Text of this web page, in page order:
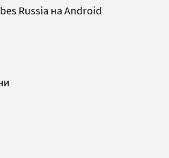
Russia на Android